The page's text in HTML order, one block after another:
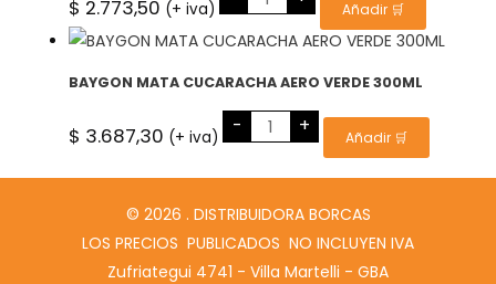
$ 2.773,50 (+ iva) CUCARACHA
ESCUDO
360ML
Añadir 🛒
BAYGON MATA CUCARACHA AERO VERDE 300ML
$ 3.687,30 (+ iva) - BAYGON
MATA
CUCARACHA
VERDE
cantidad
+ Añadir 🛒
© 2026 . DISTRIBUIDORA BORCAS
LOS PRECIOS PUBLICADOS NO INCLUYEN IVA
Zufriategui 4741 - Villa Martelli - GBA